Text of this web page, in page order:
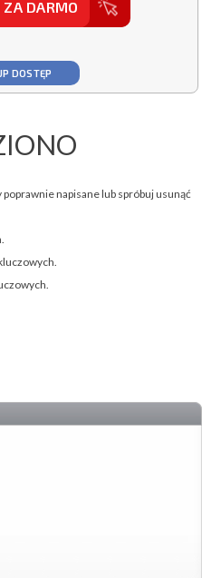
ZA DARMO
DOSTĘP
poprawnie napisane lub spróbuj usunąć